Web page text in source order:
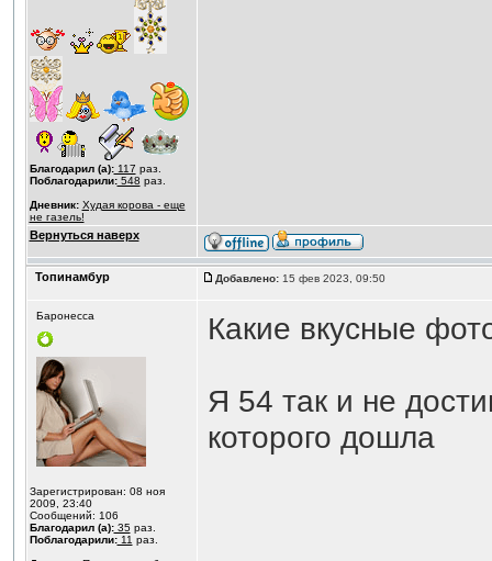
Благодарил (а):117 раз.
Поблагодарили:548 раз.
Дневник: Худая корова - еще
не газель!
Вернуться наверх
Топинамбур Добавлено:15 фев 2023, 09:50
Баронесса
Зарегистрирован: 08 ноя
2009, 23:40
Сообщений: 106
Благодарил (а):35раз.
Поблагодарили:11 раз.
Какие вкусные
Я 54 так и не
которого дошла